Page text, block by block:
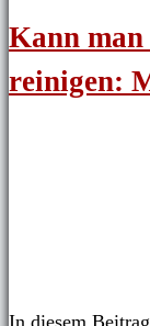
Kann
reinigen: